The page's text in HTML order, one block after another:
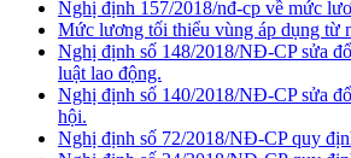
Nghị định 157/2018/nđ-cp về mức
Mức lương tối thiểu vùng áp dụng từ
Nghị định số 148/2018/NĐ-CP sửa
luật lao động.
Nghị định số 140/2018/NĐ-CP sửa
hội.
Nghị định số 72/2018/NĐ-CP quy